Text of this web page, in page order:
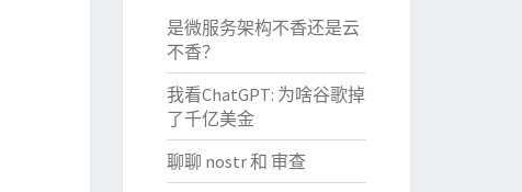
是微服务架构不香还是云
不香？
我看ChatGPT: 为啥谷歌掉
了千亿美金
聊聊 nostr 和 审查